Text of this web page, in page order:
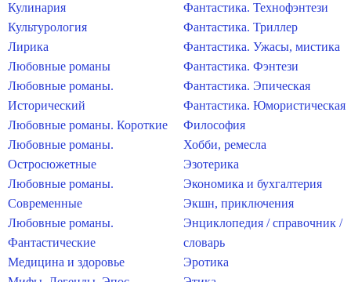
Кулинария
Культурология
Лирика
Любовные романы
Любовные романы.
Исторический
Любовные романы. Короткие
Любовные романы.
Остросюжетные
Любовные романы.
Современные
Любовные романы.
Фантастические
Медицина и здоровье
Фантастика. Технофэнтези
Фантастика. Триллер
Фантастика. Ужасы, мистика
Фантастика. Фэнтези
Фантастика. Эпическая
Фантастика. Юмористическая
Философия
Хобби, ремесла
Эзотерика
Экономика и бухгалтерия
Экшн, приключения
Энциклопедия / справочник /
словарь
Эротика